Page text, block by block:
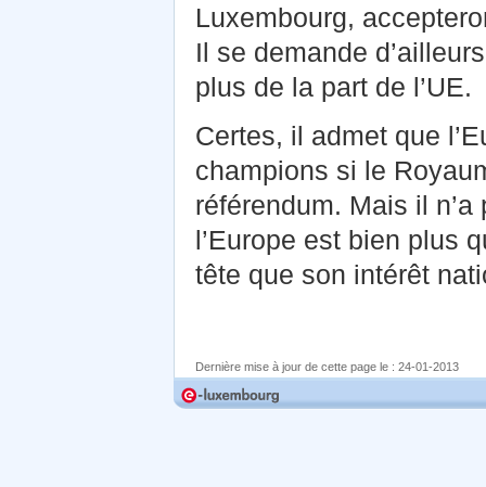
Luxembourg,
Il se demande
plus de la part de l’UE.
Certes, il admet que
champions si le
référendum. Mais il
l’Europe est bien plus
tête que son intérêt
Dernière mise à jour de cette page le : 24-01-2013